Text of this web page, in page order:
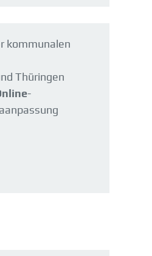
kommunalen
Thüringen
-